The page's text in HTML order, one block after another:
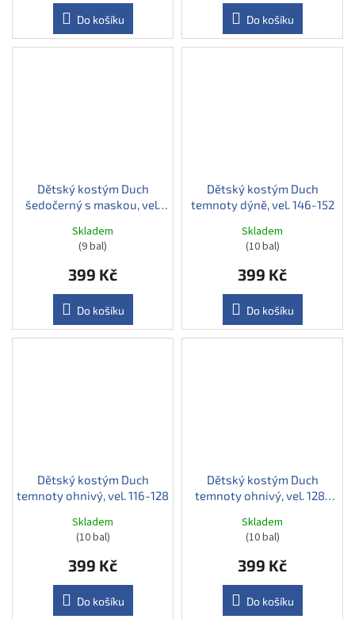
Do košíku Do košíku
Dětský kostým Duch
šedočerný s maskou, vel.
Skladem
(9 bal)
399 Kč
Do košíku
Dětský kostým Duch
temnoty dýně, vel. 146-152
Skladem
(10 bal)
399 Kč
Do košíku
Dětský kostým Duch
temnoty ohnivý, vel. 116-128
Skladem
(10 bal)
399 Kč
Do košíku
Dětský kostým Duch
temnoty ohnivý, vel. 128-
Skladem
(10 bal)
399 Kč
Do košíku